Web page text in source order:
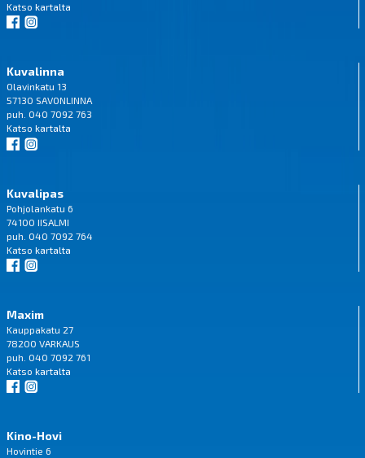
Katso kartalta
Kuvalinna
Olavinkatu 13
57130 SAVONLINNA
puh. 040 7092 763
Katso kartalta
Kuvalipas
Pohjolankatu 6
74100 IISALMI
puh. 040 7092 764
Katso kartalta
Maxim
Kauppakatu 27
78200 VARKAUS
puh. 040 7092 761
Katso kartalta
Kino-Hovi
Hovintie 6